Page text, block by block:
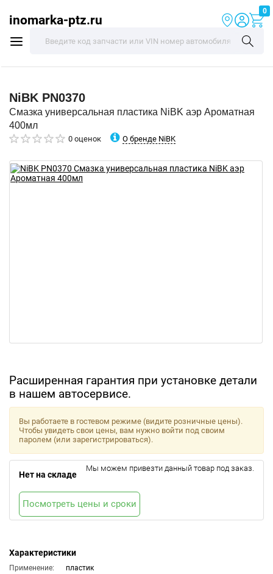
inomarka-ptz.ru
0
NiBK PN0370
Смазка универсальная пластика NiBK аэр Ароматная
400мл
0 оценок О бренде NiBK
Расширенная гарантия при установке детали
в нашем автосервисе.
Характеристики
Применение:
пластик
Вы работаете в гостевом режиме (видите розничные цены).
Чтобы увидеть свои цены, вам нужно войти под своим
паролем (или зарегистрироваться).
Нет на складе
Мы можем привезти данный товар под заказ.
Посмотреть цены и сроки